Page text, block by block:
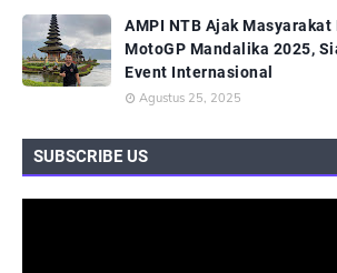
AMPI NTB Ajak Masyarakat
MotoGP Mandalika 2025,
Event Internasional
Agustus 25, 2025
SUBSCRIBE US